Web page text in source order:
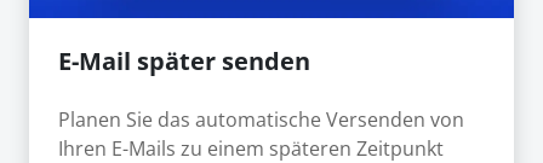
E-Mail später senden
Planen Sie das automatische Versenden von
Ihren E-Mails zu einem späteren Zeitpunkt